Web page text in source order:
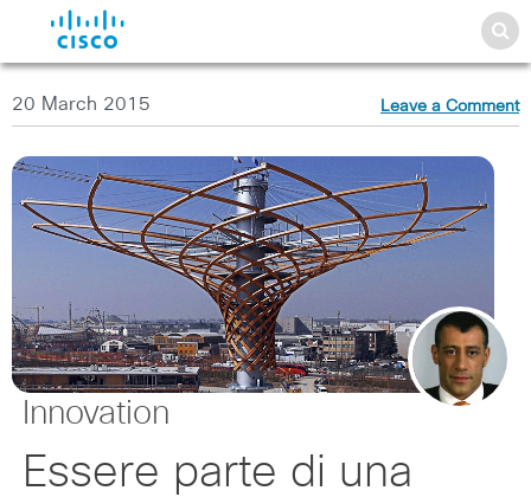
20 March 2015 Leave a Comment
Innovation
Essere parte di una